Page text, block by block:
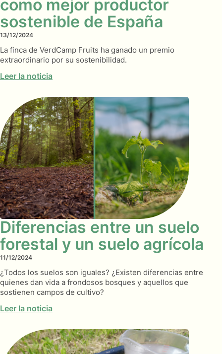
como mejor productor
sostenible de España
13/12/2024
La finca de VerdCamp Fruits ha ganado un premio
extraordinario por su sostenibilidad.
Leer la noticia
Diferencias entre un suelo
forestal y un suelo agrícola
11/12/2024
¿Todos los suelos son iguales? ¿Existen diferencias entre
quienes dan vida a frondosos bosques y aquellos que
sostienen campos de cultivo?
Leer la noticia